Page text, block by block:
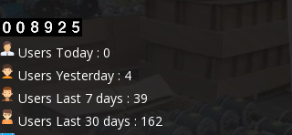
Users Today : 0
Users Yesterday : 4
Users Last 7 days : 39
Users Last 30 days : 162